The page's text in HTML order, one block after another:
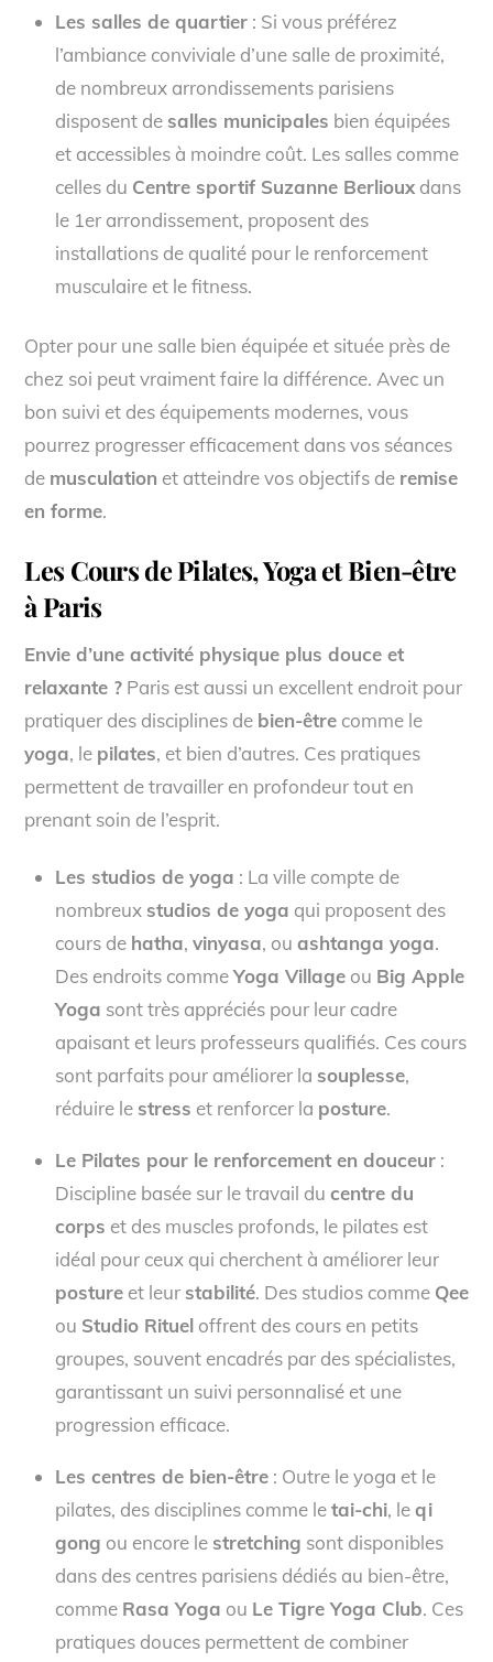
Les salles de quartier: Si vous préférez
l’ambiance conviviale d’une salle de proximité,
de nombreux arrondissements parisiens
disposent desalles municipales bien équipées
et accessibles à moindre coût. Les salles comme
celles du Centre sportif Suzanne Berliouxdans
le 1er arrondissement, proposent des
installations de qualité pour le renforcement
musculaire et le fitness.
Opter pour une salle bien équipée et située près de
chez soi peut vraiment faire la différence. Avec un
bon suivi et des équipements modernes, vous
pourrez progresser efficacement dans vos séances
de musculation et atteindre vos objectifs de remise
en forme.
Les Cours de Pilates, Yoga et Bien-être
à Paris
Envie d’une activité physique plus douce et
relaxante ? Paris est aussi un excellent endroit pour
pratiquer des disciplines de bien-être comme le
yoga, le pilates, et bien d’autres. Ces pratiques
permettent de travailler en profondeur tout en
prenant soin de l’esprit.
Les studios de yoga : La ville compte de
nombreuxstudios de yoga qui proposent des
cours de hatha, vinyasa, ou ashtanga yoga.
Des endroits commeYoga Villageou Big Apple
Yoga sont très appréciés pour leur cadre
apaisant et leurs professeurs qualifiés. Ces cours
sont parfaits pour améliorer la souplesse,
réduire lestress et renforcer la posture.
Le Pilates pour le renforcement en douceur:
Discipline basée sur le travail du centre du
corps et des muscles profonds, le pilates est
idéal pour ceux qui cherchent à améliorer leur
postureet leurstabilité. Des studios comme Qee
ou Studio Ritueloffrent des cours en petits
groupes, souvent encadrés par des spécialistes,
garantissant un suivi personnalisé et une
progression efficace.
Les centres de bien-être: Outre le yoga et le
pilates, des disciplines comme letai-chi, leqi
gong ou encore lestretching sont disponibles
dans des centres parisiens dédiés au bien-être,
comme Rasa Yoga ou Le Tigre Yoga Club. Ces
pratiques douces permettent de combiner